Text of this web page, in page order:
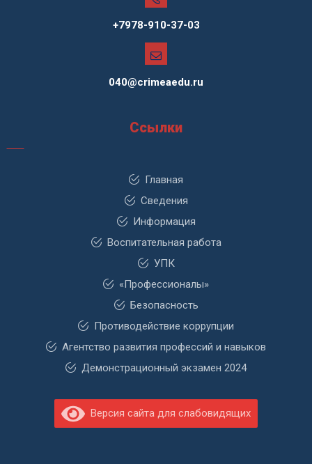
+7978-910-37-03
040@crimeaedu.ru
Ссылки
Главная
Сведения
Информация
Воспитательная работа
УПК
«Профессионалы»
Безопасность
Противодействие коррупции
Агентство развития профессий и навыков
Демонстрационный экзамен 2024
Версия сайта для слабовидящих